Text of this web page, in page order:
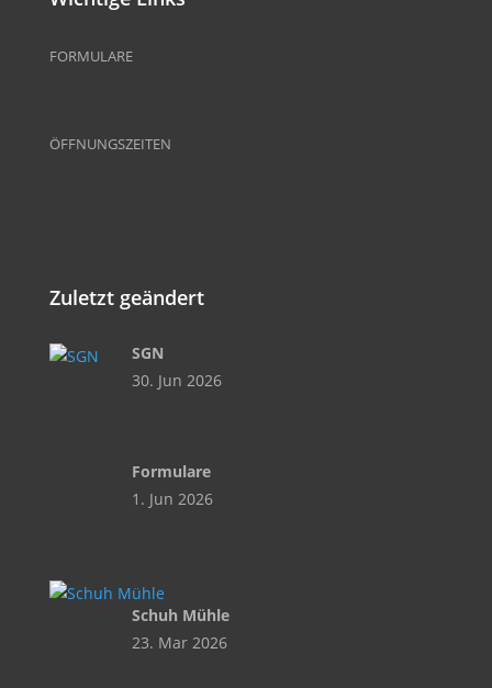
FORMULARE
ÖFFNUNGSZEITEN
Zuletzt geändert
SGN
30. Jun 2026
Formulare
1. Jun 2026
Schuh Mühle
23. Mar 2026